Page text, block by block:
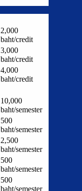
2,000
baht/credit
3,000
baht/credit
4,000
baht/credit
10,000
baht/semester
500
baht/semester
2,500
baht/semester
500
baht/semester
500
baht/semester